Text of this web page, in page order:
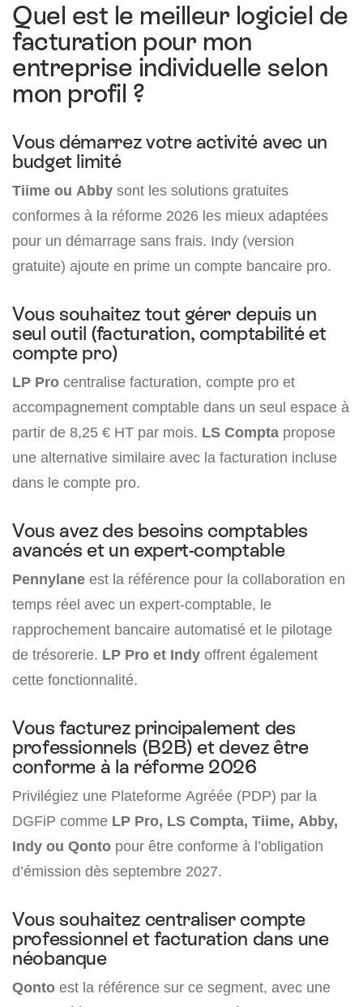
Quel est le meilleur logiciel de
facturation pour mon
entreprise individuelle selon
mon profil ?
Vous démarrez votre activité avec un
budget limité
Tiime ou Abby sont les solutions gratuites
conformes à la réforme 2026 les mieux adaptées
pour un démarrage sans frais. Indy (version
gratuite) ajoute en prime un compte bancaire pro.
Vous souhaitez tout gérer depuis un
seul outil (facturation, comptabilité et
compte pro)
LP Pro centralise facturation, compte pro et
accompagnement comptable dans un seul espace à
partir de 8,25 € HT par mois. LS Compta propose
une alternative similaire avec la facturation incluse
dans le compte pro.
Vous avez des besoins comptables
avancés et un expert-comptable
Pennylane est la référence pour la collaboration en
temps réel avec un expert-comptable, le
rapprochement bancaire automatisé et le pilotage
de trésorerie. LP Pro et Indy offrent également
cette fonctionnalité.
Vous facturez principalement des
professionnels (B2B) et devez être
conforme à la réforme 2026
Privilégiez une Plateforme Agréée (PDP) par la
DGFiP comme LP Pro, LS Compta, Tiime, Abby,
Indy ou Qonto pour être conforme à l’obligation
d’émission dès septembre 2027.
Vous souhaitez centraliser compte
professionnel et facturation dans une
néobanque
Qonto est la référence sur ce segment, avec une